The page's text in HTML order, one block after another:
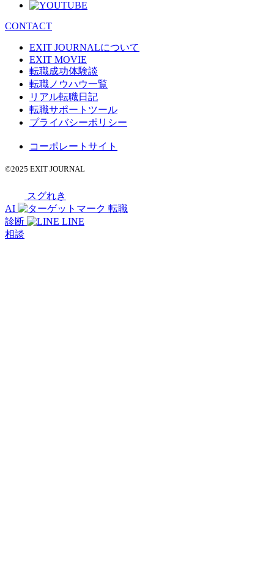
CONTACT
EXIT JOURNALについて
EXIT MOVIE
転職成功体験談
転職ノウハウ一覧
リアル転職日記
転職サポートツール
プライバシーポリシー
コーポレートサイト
©2025 EXIT JOURNAL
スグれき
AI
転職
診断
LINE
相談